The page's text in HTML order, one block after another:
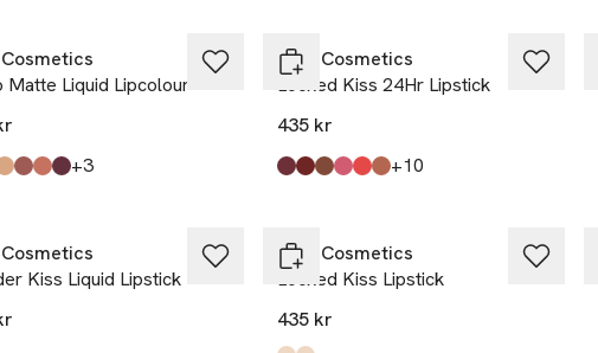
Cosmetics
Matte Liquid Lipcolour
finns i färgerna:
Standout
With Me,
Spice,
With Brandy
& Roses,
, +3till
MAC Cosmetics
Locked Kiss 24Hr Lipstick
435 kr
Produkten finns i färgerna:
Vixen,
Vicious,
Posh,
Connoisseur,
Gutsy,
Meticulous, +10
Cosmetics
Kiss Liquid Lipstick
MAC Cosmetics
Locked Kiss Lipstick
435 kr